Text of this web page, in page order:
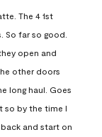
The 4 1st
So far so good.
open and
other doors
long haul. Goes
so by the time I
and start on